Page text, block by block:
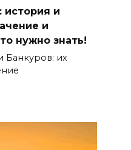
история и
и
нужно знать!
Банкуров: их